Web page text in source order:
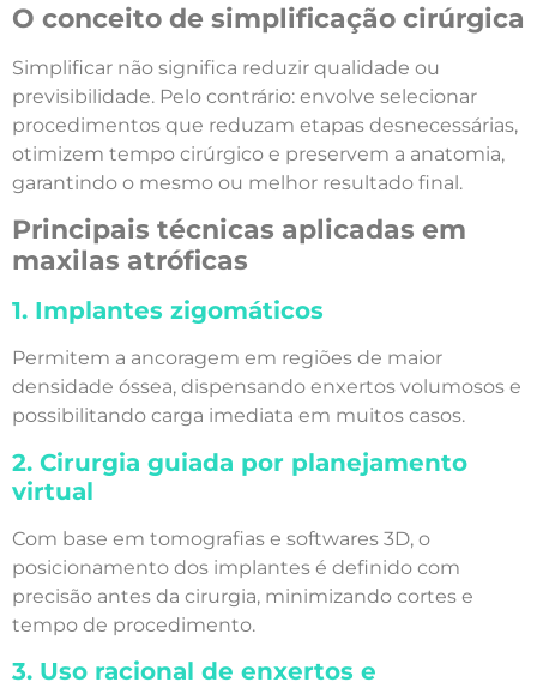
O conceito de simplificação cirúrgica
Simplificar não significa reduzir qualidade ou
previsibilidade. Pelo contrário: envolve selecionar
procedimentos que reduzam etapas desnecessárias,
otimizem tempo cirúrgico e preservem a anatomia,
garantindo o mesmo ou melhor resultado final.
Principais técnicas aplicadas em
maxilas atróficas
1. Implantes zigomáticos
Permitem a ancoragem em regiões de maior
densidade óssea, dispensando enxertos volumosos e
possibilitando carga imediata em muitos casos.
2. Cirurgia guiada por planejamento
virtual
Com base em tomografias e softwares 3D, o
posicionamento dos implantes é definido com
precisão antes da cirurgia, minimizando cortes e
tempo de procedimento.
3. Uso racional de enxertos e